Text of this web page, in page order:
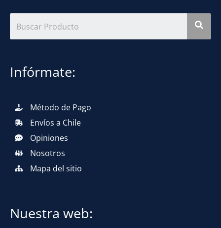
Infórmate:
Método de Pago
Envíos a Chile
Opiniones
Nosotros
Mapa del sitio
Nuestra web: